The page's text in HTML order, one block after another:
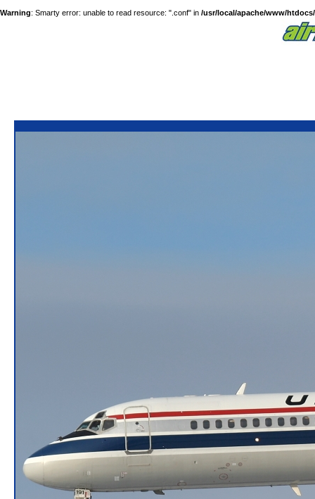
Warning: Smarty error: unable to read resource: ".conf" in /usr/local/apache/www/